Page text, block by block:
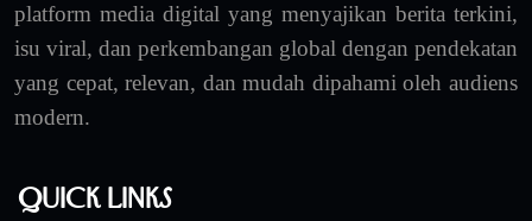
platform media digital yang menyajikan berita terkini,
isu viral, dan perkembangan global dengan pendekatan
yang cepat, relevan, dan mudah dipahami oleh audiens
modern.
Quick Links